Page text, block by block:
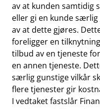
av at kunden samtidig
eller gi en kunde
av at dette gjøres.
foreligger en
tilbud av en tjeneste
en annen tjeneste.
særlig gunstige vilkår
flere tjenester gir
I vedtaket fastslår